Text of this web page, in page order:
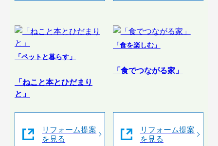
「ペットと暮らす」
「ねこと本とひだまり
と」
リフォーム提案
を見る
「食を楽しむ」
「食でつながる家」
リフォーム提案
を見る